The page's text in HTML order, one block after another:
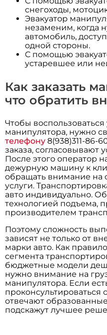
снегоходы,
Эвакуатор
незаменим, когда
автомобиль,
одной стороны.
С помощью
устаревшее или
Как заказать
что обратить
Чтобы воспользоваться
манипулятора, нужно
телефону 8(938)311-86-
заказа, согласовывают
После этого оператор
дежурную машину к
обращать внимание на
услуги.
авто индивидуально.
технологией подъема,
производителем
Поэтому сложность
зависят не только от
марки авто. Как
сегмента
бюджетные модели
нужно внимание на
манипулятора. Если
проконсультироваться
отвечают
подскажут лучшее